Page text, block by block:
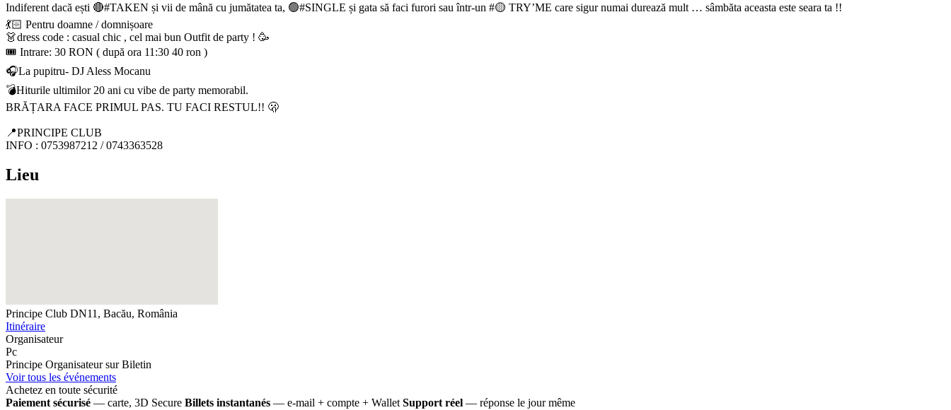
Indiferent dacă ești 🔴#TAKEN și vii de mână cu jumătatea ta, 🟢#SINGLE și gata să faci furori sau într-un #🟡 TRY’ME care sigur numai durează mult … sâmbăta aceasta este seara ta !!
💃🏻 Pentru doamne / domnișoare
👗dress code : casual chic , cel mai bun Outfit de party ! 🥳
🎟️ Intrare: 30 RON ( după ora 11:30 40 ron )
🎧La pupitru- DJ Aless Mocanu
💣Hiturile ultimilor 20 ani cu vibe de party memorabil.
BRĂȚARA FACE PRIMUL PAS. TU FACI RESTUL!! 🫢
📍PRINCIPE CLUB
INFO : 0753987212 / 0743363528
Lieu
Principe Club DN11, Bacău, România
Itinéraire
Organisateur
Pc
Principe Organisateur sur Biletin
Voir tous les événements
Achetez en toute sécurité
Paiement sécurisé — carte, 3D Secure Billets instantanés — e-mail + compte + Wallet Support réel — réponse le jour même